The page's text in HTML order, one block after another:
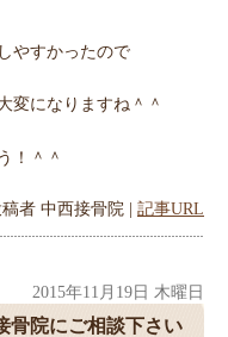
やすかったので
変になりますね＾＾
！＾＾
者 中西接骨院 | 記事URL
2015年11月19日 木曜日
骨院にご相談下さい